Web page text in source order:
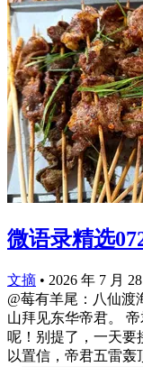
微语录精选
文摘 • 2026 年 7 月 28
@莓有羊尾：八仙渡
山拜见东华帝君。
呢！别提了，一天要
以置信，帝君五雷